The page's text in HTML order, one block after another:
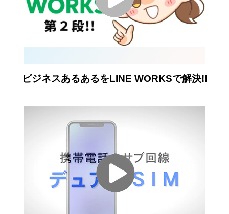
ビジネスあるあるをLINE WORKSで解決!!